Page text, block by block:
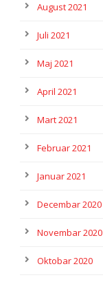
August 2021
Juli 2021
Maj 2021
April 2021
Mart 2021
Februar 2021
Januar 2021
Decembar 2020
Novembar 2020
Oktobar 2020